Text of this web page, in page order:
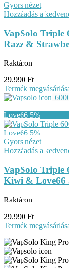
Gyors nézet
Hozzáadás a
VapSolo Triple
Razz &
Raktáron
29.990 Ft
Termék
Gyors nézet
Hozzáadás a
VapSolo Triple
Kiwi & Love66
Raktáron
29.990 Ft
Termék